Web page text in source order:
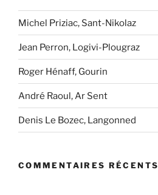
Michel Priziac, Sant-Nikolaz
Jean Perron, Logivi-Plougraz
Roger Hénaff, Gourin
André Raoul, Ar Sent
Denis Le Bozec, Langonned
COMMENTAIRES RÉCENTS